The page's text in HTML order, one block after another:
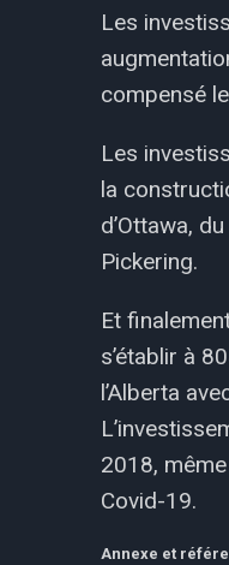
Les
compensé
Les
la
d’Ottawa,
Pickering.
Et
s’établir à
l’Alberta
2018,
Covid-19.
Annexe et